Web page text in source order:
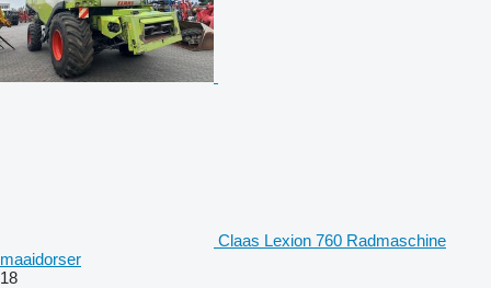
Claas Lexion 760 Radmaschine
maaidorser
18